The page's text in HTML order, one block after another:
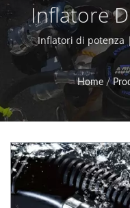
Inflatore
Valvola
Inflatori di potenza
AQUATEC creano
incontrare e
Home /